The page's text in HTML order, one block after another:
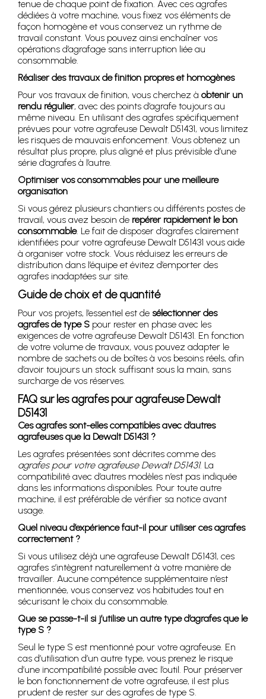
tenue de chaque point de fixation. Avec ces agrafes
dédiées à votre machine, vous fixez vos éléments de
façon homogène et vous conservez un rythme de
travail constant. Vous pouvez ainsi enchaîner vos
opérations d’agrafage sans interruption liée au
consommable.
Réaliser des travaux de finition propres et homogènes
Pour vos travaux de finition, vous cherchez à obtenir un
rendu régulier, avec des points d’agrafe toujours au
même niveau. En utilisant des agrafes spécifiquement
prévues pour votre agrafeuse Dewalt D51431, vous limitez
les risques de mauvais enfoncement. Vous obtenez un
résultat plus propre, plus aligné et plus prévisible d’une
série d’agrafes à l’autre.
Optimiser vos consommables pour une meilleure
organisation
Si vous gérez plusieurs chantiers ou différents postes de
travail, vous avez besoin de repérer rapidement le bon
consommable. Le fait de disposer d’agrafes clairement
identifiées pour votre agrafeuse Dewalt D51431 vous aide
à organiser votre stock. Vous réduisez les erreurs de
distribution dans l’équipe et évitez d’emporter des
agrafes inadaptées sur site.
Guide de choix et de quantité
Pour vos projets, l’essentiel est de sélectionner des
agrafes de type S pour rester en phase avec les
exigences de votre agrafeuse Dewalt D51431. En fonction
de votre volume de travaux, vous pouvez adapter le
nombre de sachets ou de boîtes à vos besoins réels, afin
d’avoir toujours un stock suffisant sous la main, sans
surcharge de vos réserves.
FAQ sur les agrafes pour agrafeuse Dewalt
D51431
Ces agrafes sont-elles compatibles avec d’autres
agrafeuses que la Dewalt D51431 ?
Les agrafes présentées sont décrites comme des
agrafes pour votre agrafeuse Dewalt D51431. La
compatibilité avec d’autres modèles n’est pas indiquée
dans les informations disponibles. Pour toute autre
machine, il est préférable de vérifier sa notice avant
usage.
Quel niveau d’expérience faut-il pour utiliser ces agrafes
correctement ?
Si vous utilisez déjà une agrafeuse Dewalt D51431, ces
agrafes s’intègrent naturellement à votre manière de
travailler. Aucune compétence supplémentaire n’est
mentionnée, vous conservez vos habitudes tout en
sécurisant le choix du consommable.
Que se passe-t-il si j’utilise un autre type d’agrafes que le
type S ?
Seul le type S est mentionné pour votre agrafeuse. En
cas d’utilisation d’un autre type, vous prenez le risque
d’une incompatibilité possible avec l’outil. Pour préserver
le bon fonctionnement de votre agrafeuse, il est plus
prudent de rester sur des agrafes de type S.